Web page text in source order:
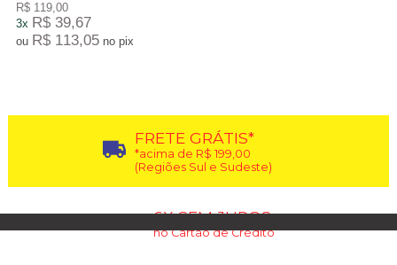
R$ 119,00
3x R$ 39,67
ou R$ 113,05 no pix
FRETE GRÁTIS*
*acima de R$ 199,00
(Regiões Sul e Sudeste)
6X SEM JUROS
no Cartão de Crédito